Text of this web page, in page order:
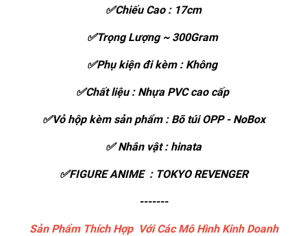
✅Chiếu Cao : 17cm
✅Trọng Lượng ~ 300Gram
✅Phụ kiện đi kèm : Không
✅Chất liệu : Nhựa PVC cao cấp
✅Vỏ hộp kèm sản phẩm : Bõ túi OPP - NoBox
✅ Nhân vật : hinata
✅FIGURE ANIME : TOKYO REVENGER
-------
Sản Phẩm Thích Hợp Với Các Mô Hình Kinh Doanh